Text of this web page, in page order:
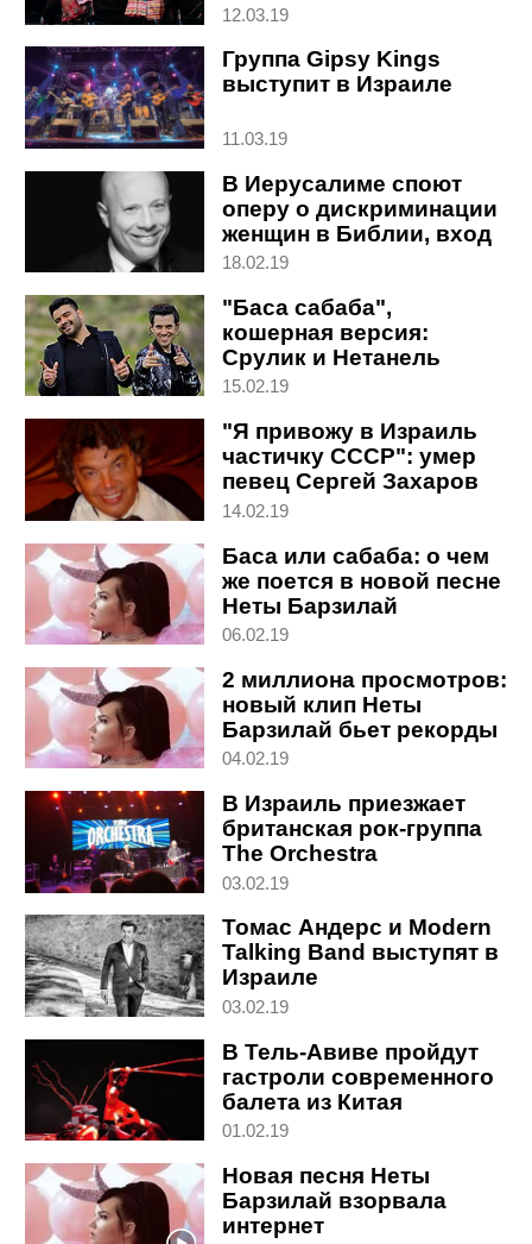
12.03.19
Группа Gipsy Kings
выступит в Израиле
11.03.19
В Иерусалиме споют
оперу о дискриминации
женщин в Библии, вход
бесплатный
18.02.19
"Баса сабаба",
кошерная версия:
Срулик и Нетанель
переделали хит Неты
15.02.19
"Я привожу в Израиль
частичку СССР": умер
певец Сергей Захаров
14.02.19
Баса или сабаба: о чем
же поется в новой песне
Неты Барзилай
06.02.19
2 миллиона просмотров:
новый клип Неты
Барзилай бьет рекорды
04.02.19
В Израиль приезжает
британская рок-группа
The Orchestra
03.02.19
Томас Андерс и Modern
Talking Band выступят в
Израиле
03.02.19
В Тель-Авиве пройдут
гастроли современного
балета из Китая
01.02.19
Новая песня Неты
Барзилай взорвала
интернет